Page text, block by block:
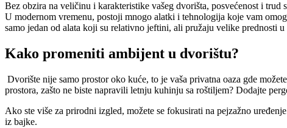
Bez obzira na veličinu i karakteristike vašeg dvorišta, posvećenost i
U modernom vremenu, postoji mnogo alatki i tehnologija koje vam
samo jedan od alata koji su relativno jeftini, ali pružaju velike prednosti
Kako promeniti ambijent u dvorištu?
Dvorište nije samo prostor oko kuće, to je vaša privatna oaza gde
prostora, zašto ne biste napravili letnju kuhinju sa roštiljem? Dodajte
Ako ste više za prirodni izgled, možete se fokusirati na pejzažno
iz bajke.